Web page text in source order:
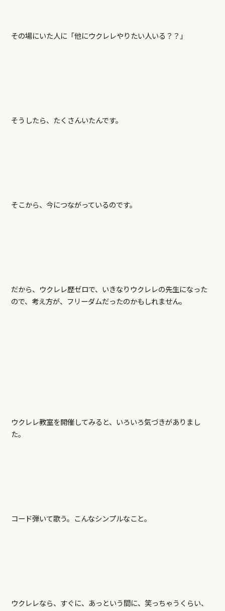
その場にいた人に「他にウクレレやりたい人いる？？」
そうしたら、たくさんいたんです。
そこから、今につながっているのです。
だから、ウクレレ歴ゼロで、いきなりウクレレの先生になった
ので、考え方が、フリーダムだったのかもしれません。
ウクレレ教室を開催してみると、いろいろ気づきがありまし
た。
コード弾いて歌う。こんなシンプルなこと。
ウクレレなら、すぐに、あっという間に、笑っちゃうくらい、